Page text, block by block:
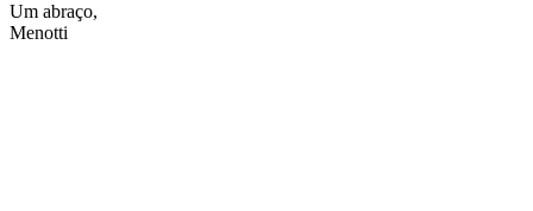
Um abraço,
Menotti